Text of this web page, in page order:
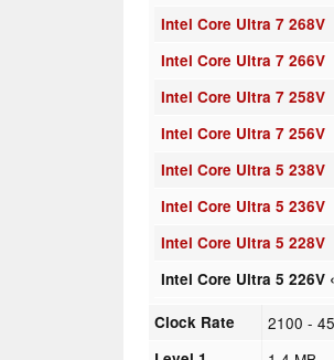
Intel Core Ultra 7 268V
Intel Core Ultra 7 266V
Intel Core Ultra 7 258V
Intel Core Ultra 7 256V
Intel Core Ultra 5 238V
Intel Core Ultra 5 236V
Intel Core Ultra 5 228V
Intel Core Ultra 5 226V
Clock Rate 2100 -